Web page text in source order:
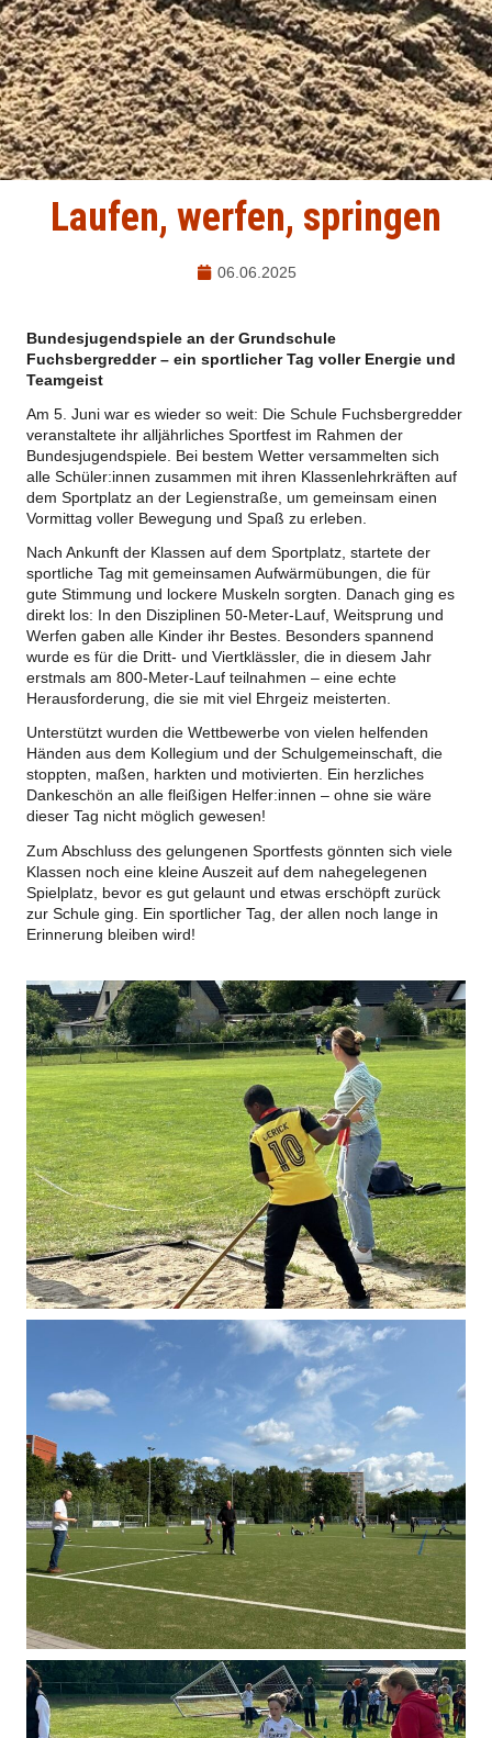
Laufen, werfen, springen
06.06.2025
Bundesjugendspiele an der Grundschule
Fuchsbergredder – ein sportlicher Tag voller Energie und
Teamgeist
Am 5. Juni war es wieder so weit: Die Schule Fuchsbergredder
veranstaltete ihr alljährliches Sportfest im Rahmen der
Bundesjugendspiele. Bei bestem Wetter versammelten sich
alle Schüler:innen zusammen mit ihren Klassenlehrkräften auf
dem Sportplatz an der Legienstraße, um gemeinsam einen
Vormittag voller Bewegung und Spaß zu erleben.
Nach Ankunft der Klassen auf dem Sportplatz, startete der
sportliche Tag mit gemeinsamen Aufwärmübungen, die für
gute Stimmung und lockere Muskeln sorgten. Danach ging es
direkt los: In den Disziplinen 50-Meter-Lauf, Weitsprung und
Werfen gaben alle Kinder ihr Bestes. Besonders spannend
wurde es für die Dritt- und Viertklässler, die in diesem Jahr
erstmals am 800-Meter-Lauf teilnahmen – eine echte
Herausforderung, die sie mit viel Ehrgeiz meisterten.
Unterstützt wurden die Wettbewerbe von vielen helfenden
Händen aus dem Kollegium und der Schulgemeinschaft, die
stoppten, maßen, harkten und motivierten. Ein herzliches
Dankeschön an alle fleißigen Helfer:innen – ohne sie wäre
dieser Tag nicht möglich gewesen!
Zum Abschluss des gelungenen Sportfests gönnten sich viele
Klassen noch eine kleine Auszeit auf dem nahegelegenen
Spielplatz, bevor es gut gelaunt und etwas erschöpft zurück
zur Schule ging. Ein sportlicher Tag, der allen noch lange in
Erinnerung bleiben wird!